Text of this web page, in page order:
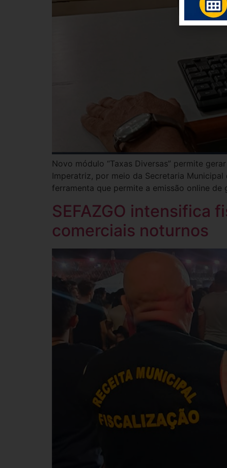
Novo módulo “Taxas Diversas” permite
Imperatriz, por meio da Secretaria Municipal
ferramenta que permite a emissão online
SEFAZGO intensifica
comerciais noturnos